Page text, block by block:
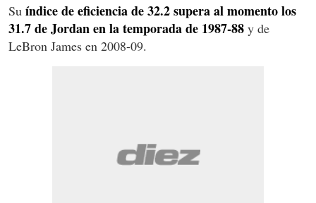
Su índice de eficiencia de 32.2 supera al momento los
31.7 de Jordan en la temporada de 1987-88 y de
LeBron James en 2008-09.